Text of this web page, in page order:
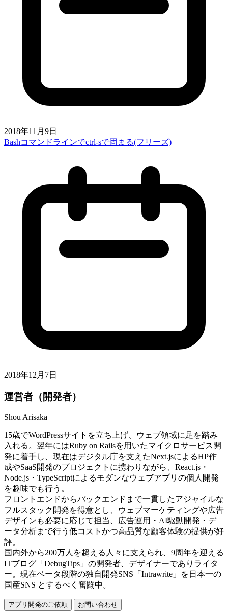
2018年11月9日
Bashコマンドラインでctrl-sで固まる(フリーズ)
2018年12月7日
運営者（開発者）
Shou Arisaka
15歳でWordPressサイトを立ち上げ、ウェブ領域に足を踏み
入れる。翌年にはRuby on Railsを用いたマイクロサービス開
発に着手し、現在はデジタル庁を支えたNext.jsによるHP作
成やSaaS開発のプロジェクトに携わりながら、React.js・
Node.js・TypeScriptによるモダンなウェブアプリの個人開発
を趣味でも行う。
フロントエンドからバックエンドまで一貫したアジャイルな
フルスタック開発を得意とし、ウェブマーケティングや広告
デザインも必要に応じて担当、広告運用・AI駆動開発・デ
ータ分析まで行う低コストかつ高品質な顧客体験の提供が好
評。
国内外から200万人を超える人々に支えられ、9周年を迎える
ITブログ「DebugTips」の開発者、デザイナーでありライタ
ー。現在ベータ段階の独自開発SNS「Intrawrite」を日本一の
国産SNS とするべく奮闘中。
アプリ開発のご依頼 お問い合わせ